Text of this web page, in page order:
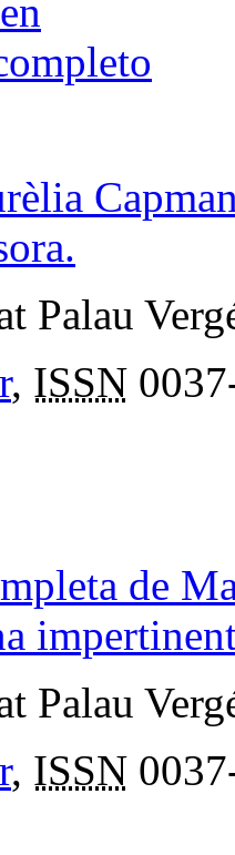
Palau
, ISSN
de
Palau
, ISSN